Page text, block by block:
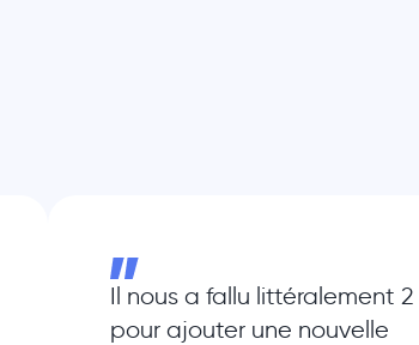
Il nous a fallu littéralement
pour ajouter une nouvelle